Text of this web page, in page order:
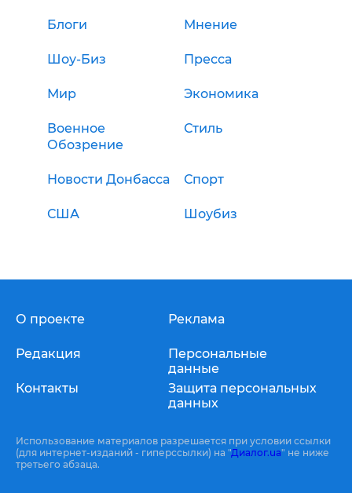
Блоги Мнение
Шоу-Биз Пресса
Мир Экономика
Военное
Обозрение
Стиль
Новости Донбасса Спорт
США Шоубиз
О проекте
Редакция
Контакты
Реклама
Персональные
данные
Защита персональных
данных
Использование материалов разрешается при условии ссылки
(для интернет-изданий - гиперссылки) на "Диалог.ua" не ниже
третьего абзаца.